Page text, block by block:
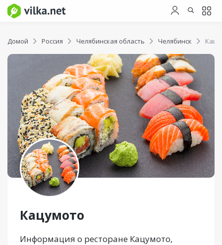
Домой Россия Челябинская область Челябинск
Кацумото
Информация о ресторане Кацумото,